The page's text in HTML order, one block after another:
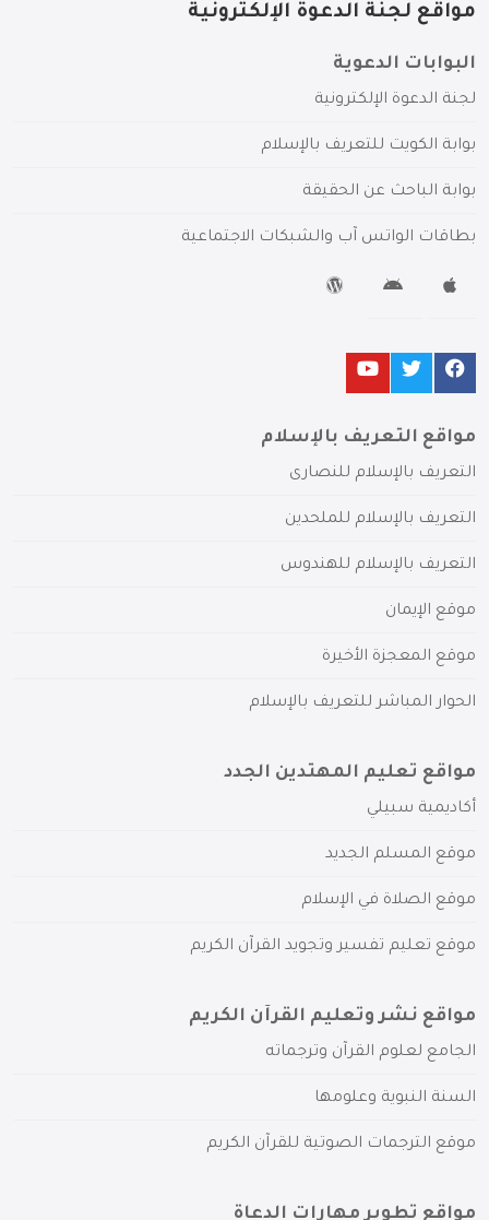
مواقع لجنة الدعوة الإلكترونية
البوابات الدعوية
لجنة الدعوة الإلكترونية
بوابة الكويت للتعريف بالإسلام
بوابة الباحث عن الحقيقة
بطاقات الواتس آب والشبكات الاجتماعية
مواقع التعريف بالإسلام
التعريف بالإسلام للنصارى
التعريف بالإسلام للملحدين
التعريف بالإسلام للهندوس
موقع الإيمان
موقع المعجزة الأخيرة
الحوار المباشر للتعريف بالإسلام
مواقع تعليم المهتدين الجدد
أكاديمية سبيلي
موقع المسلم الجديد
موقع الصلاة في الإسلام
موقع تعليم تفسير وتجويد القرآن الكريم
مواقع نشر وتعليم القرآن الكريم
الجامع لعلوم القرآن وترجماته
السنة النبوية وعلومها
موقع الترجمات الصوتية للقرآن الكريم
مواقع تطوير مهارات الدعاة